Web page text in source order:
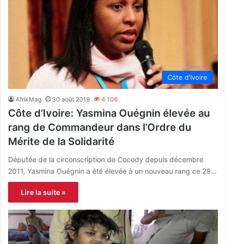
Côte d'Ivoire
AfrikMag 30 août 2019 4 106
Côte d’Ivoire: Yasmina Ouégnin élevée au
rang de Commandeur dans l’Ordre du
Mérite de la Solidarité
Députée de la circonscription de Cocody depuis décembre
2011, Yasmina Ouégnin a été élevée à un nouveau rang ce 29…
Lire la suite »